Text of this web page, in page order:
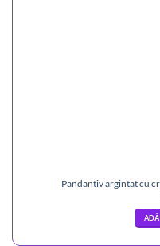
Pandantiv argintat cu